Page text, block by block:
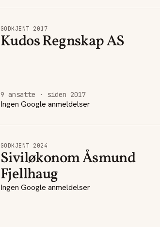
GODKJENT 2017
Kudos Regnskap AS
9 ansatte · siden 2017
Ingen Google anmeldelser
GODKJENT 2024
Siviløkonom Åsmund
Fjellhaug
Ingen Google anmeldelser